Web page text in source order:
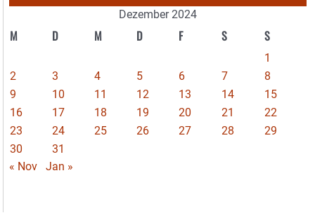
Dezember 2024
M D M D F S S
1
2
3 4 5 6 7
8
9
10 11 12 13 14
15
16
17 18 19 20 21
22
23
24 25 26 27 28
29
30
31
« Nov
Jan »